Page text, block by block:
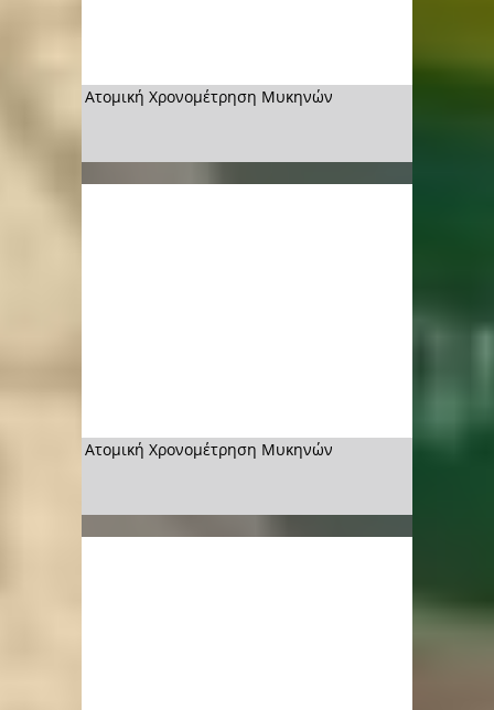
Ατομική Χρονομέτρηση Μυκηνών
Ατομική Χρονομέτρηση Μυκηνών